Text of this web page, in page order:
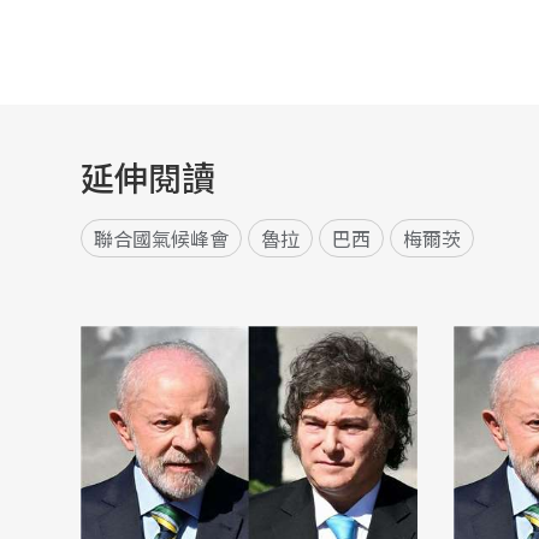
延伸閱讀
聯合國氣候峰會 魯拉 巴西 梅爾茨